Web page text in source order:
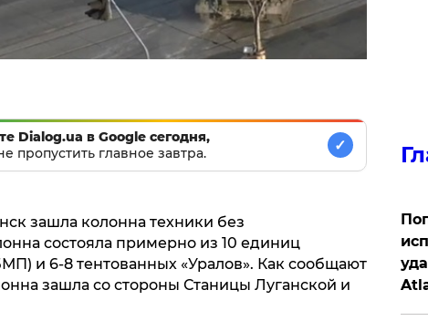
Dialog.ua в Google сегодня,
пропустить главное завтра.
✓
зашла колонна техники без
состояла примерно из 10 единиц
и 6-8 тентованных «Уралов». Как сообщают
зашла со стороны Станицы Луганской и